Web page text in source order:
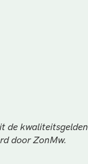
de kwaliteitsgelden
door ZonMw.